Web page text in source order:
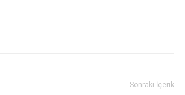
Sonraki İçerik